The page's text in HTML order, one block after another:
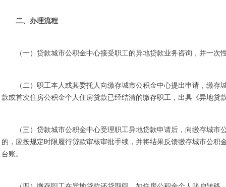
二、办理流程
（一）贷款城市公积金中心接受职工的异地贷款业务咨询，并一次
（二）职工本人或其委托人向缴存城市公积金中心提出申请，缴
款或首次住房公积金个人住房贷款已经结清的缴存职工，出具《异地贷
（三）贷款城市公积金中心受理职工异地贷款申请后，向缴存城
的，应按规定时限履行贷款审核审批手续，并将结果反馈缴存城市公
台账。